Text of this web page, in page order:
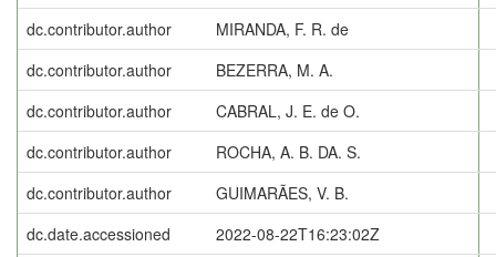
dc.contributor.author
MIRANDA, F. R. de
dc.contributor.author
BEZERRA, M. A.
dc.contributor.author
CABRAL, J. E. de O.
dc.contributor.author
ROCHA, A. B. DA. S.
dc.contributor.author
GUIMARÃES, V. B.
dc.date.accessioned
2022-08-22T16:23:02Z